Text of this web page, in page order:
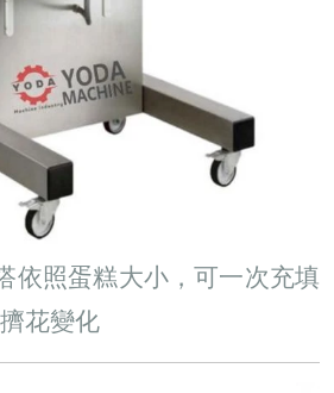
依照蛋糕大小，可一次充填
花變化